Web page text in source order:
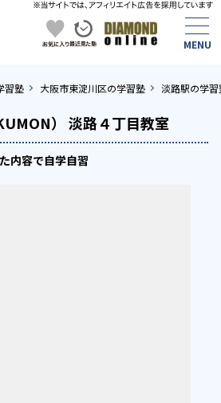
習塾 大阪市東淀川区の学習塾 淡路駅の学習
） 淡路４丁目教室
内容で自学自習